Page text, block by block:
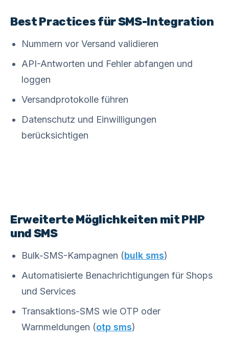
Best Practices für SMS-Integration
Nummern vor Versand validieren
API-Antworten und Fehler abfangen und
loggen
Versandprotokolle führen
Datenschutz und Einwilligungen
berücksichtigen
Erweiterte Möglichkeiten mit PHP
und SMS
Bulk-SMS-Kampagnen (bulk sms)
Automatisierte Benachrichtigungen für Shops
und Services
Transaktions-SMS wie OTP oder
Warnmeldungen (otp sms)